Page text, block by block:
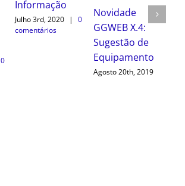
0
Informação
Julho 3rd, 2020 |
0
comentários
Novidade
GGWEB X.4:
Sugestão de
Equipamento
Agosto 20th, 2019